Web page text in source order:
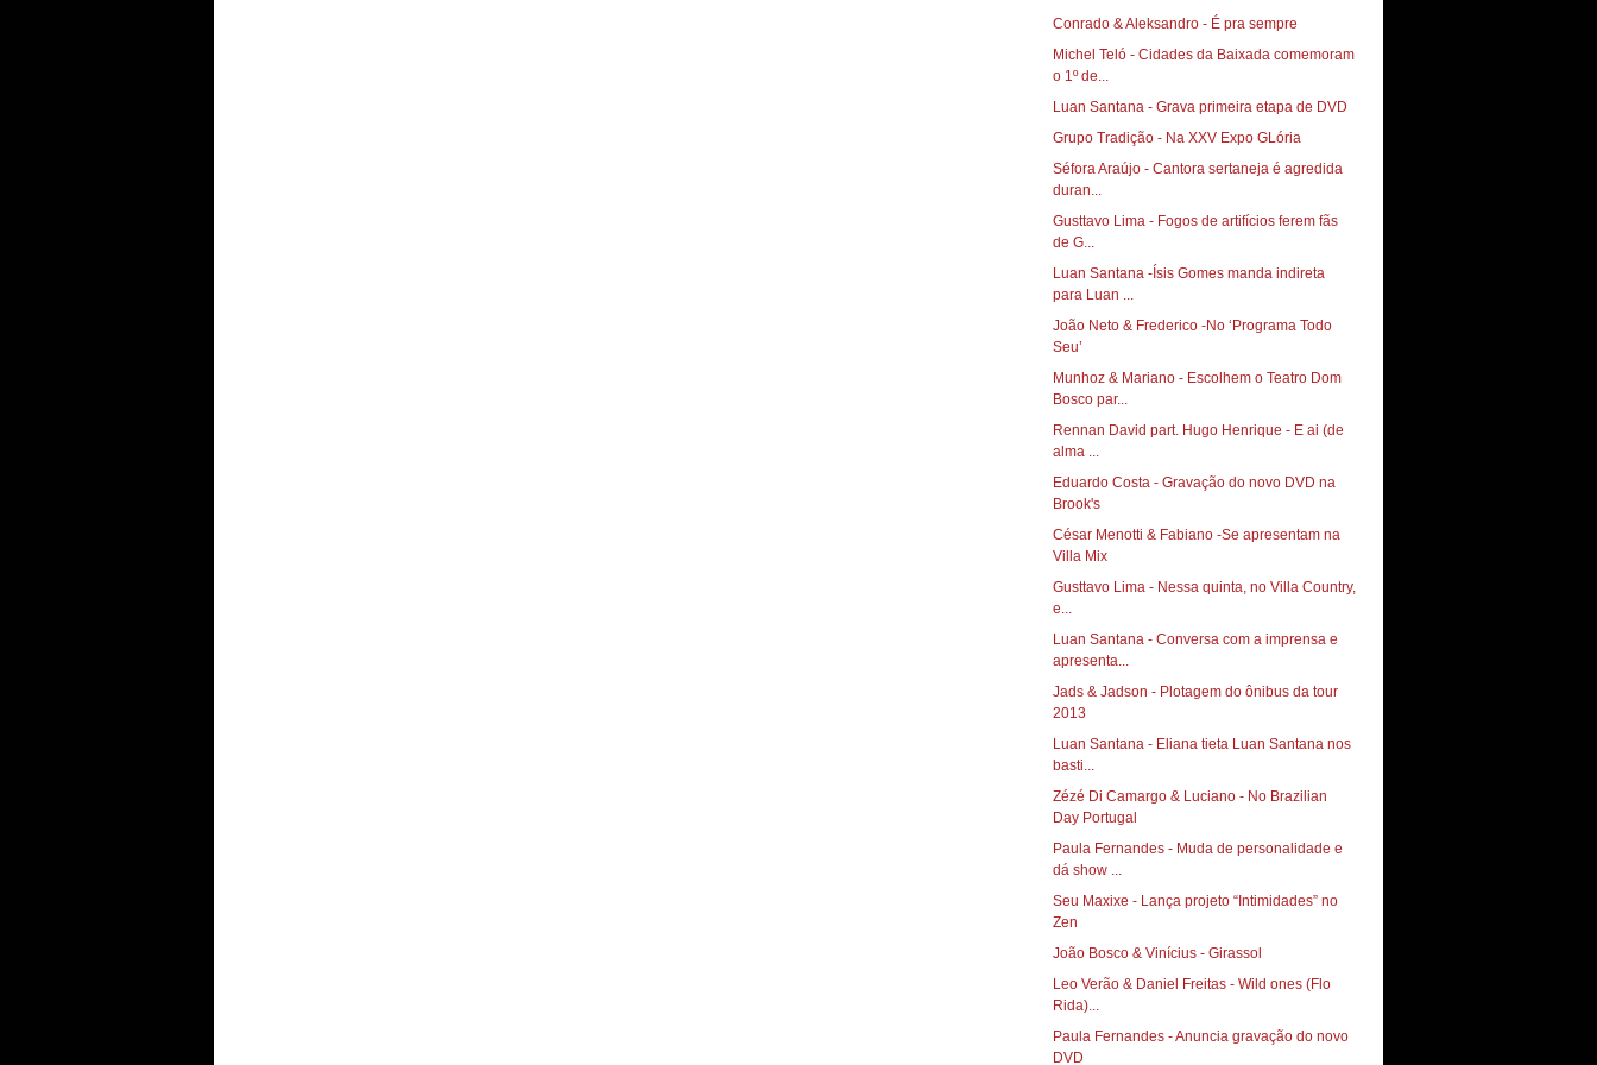
Conrado & Aleksandro - É pra sempre
Michel Teló - Cidades da Baixada comemoram
o 1º de...
Luan Santana - Grava primeira etapa de DVD
Grupo Tradição - Na XXV Expo GLória
Séfora Araújo - Cantora sertaneja é agredida
duran...
Gusttavo Lima - Fogos de artifícios ferem fãs
de G...
Luan Santana -Ísis Gomes manda indireta
para Luan ...
João Neto & Frederico -No ‘Programa Todo
Seu’
Munhoz & Mariano - Escolhem o Teatro Dom
Bosco par...
Rennan David part. Hugo Henrique - E ai (de
alma ...
Eduardo Costa - Gravação do novo DVD na
Brook's
César Menotti & Fabiano -Se apresentam na
Villa Mix
Gusttavo Lima - Nessa quinta, no Villa Country,
e...
Luan Santana - Conversa com a imprensa e
apresenta...
Jads & Jadson - Plotagem do ônibus da tour
2013
Luan Santana - Eliana tieta Luan Santana nos
basti...
Zézé Di Camargo & Luciano - No Brazilian
Day Portugal
Paula Fernandes - Muda de personalidade e
dá show ...
Seu Maxixe - Lança projeto “Intimidades” no
Zen
João Bosco & Vinícius - Girassol
Leo Verão & Daniel Freitas - Wild ones (Flo
Rida)...
Paula Fernandes - Anuncia gravação do novo
DVD